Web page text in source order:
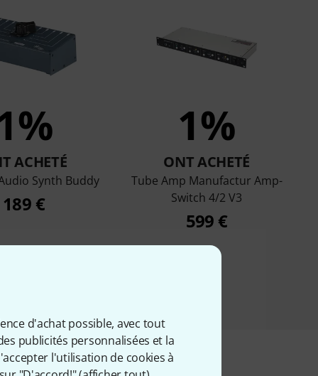
d'achat possible, avec tout
publicités personnalisées et la
l'utilisation de cookies à
ACHETÉ
Synth Buddy
189 €
1%
ONT ACHETÉ
Tube Amp Manufactur Amp-
Switch 4/2 V3
599 €